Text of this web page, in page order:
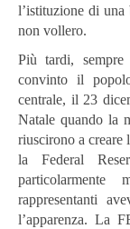
l’istituzione di una
non vollero.
Più tardi, sempre
convinto il
centrale, il 23
Natale quando la
riuscirono a creare
la Federal
particolarmente
rappresentanti
l’apparenza. La